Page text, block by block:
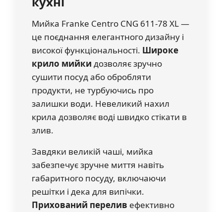
Мийка Franke Centro CNG 611-78 XL —
це поєднання елегантного дизайну і
високої функціональності. Широке
крило мийки дозволяє зручно
сушити посуд або обробляти
продукти, не турбуючись про
залишки води. Невеликий нахил
крила дозволяє воді швидко стікати в
злив.
Завдяки великій чаші, мийка
забезпечує зручне миття навіть
габаритного посуду, включаючи
решітки і дека для випічки.
Прихований перелив ефективно